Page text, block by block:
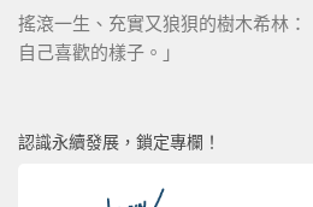
搖滾一生、充實又狼狽的樹木希林
自己喜歡的樣子。」
認識永續發展，鎖定專欄！